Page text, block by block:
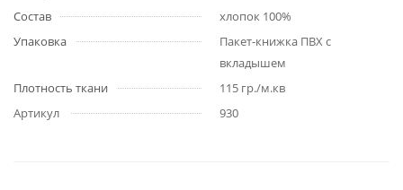
Состав
хлопок 100%
Упаковка
Пакет-книжка ПВХ с
вкладышем
Плотность ткани
115 гр./м.кв
Артикул
930